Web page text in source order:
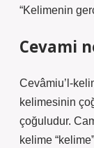
“Kelimenin
Cevami
Cevâmiu’l-
kelimesinin
çoğuludur.
kelime